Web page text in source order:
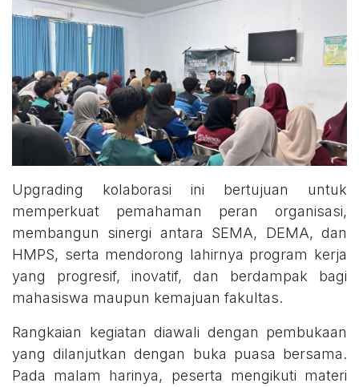
Upgrading kolaborasi ini bertujuan untuk
memperkuat pemahaman peran organisasi,
membangun sinergi antara SEMA, DEMA, dan
HMPS, serta mendorong lahirnya program kerja
yang progresif, inovatif, dan berdampak bagi
mahasiswa maupun kemajuan fakultas.
Rangkaian kegiatan diawali dengan pembukaan
yang dilanjutkan dengan buka puasa bersama.
Pada malam harinya, peserta mengikuti materi